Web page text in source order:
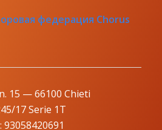
федерация Chorus
15 — 66100 Chieti
17 Serie 1T